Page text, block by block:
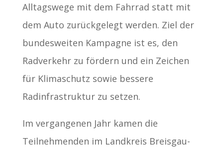
Alltagswege mit dem Fahrrad statt mit
dem Auto zurückgelegt werden. Ziel der
bundesweiten Kampagne ist es, den
Radverkehr zu fördern und ein Zeichen
für Klimaschutz sowie bessere
Radinfrastruktur zu setzen.
Im vergangenen Jahr kamen die
Teilnehmenden im Landkreis Breisgau-